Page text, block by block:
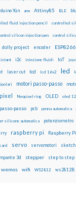
Yún arm Attiny85 BLE
fluid injection pencil controlled
silicon injection pen control
dolly project encoder ESP8266
i2c iniezione fluidi IoT
laser cut lcd lcd 16x2 led
motori passo-passo
Neopixel ring OLED oled
passo-passo pcb penna automatica
silicone automatica potenziometro
raspberry pi Raspberry
servo servomotori sketch
3d stepper step to step
wemos wifi WS2812 ws2812B